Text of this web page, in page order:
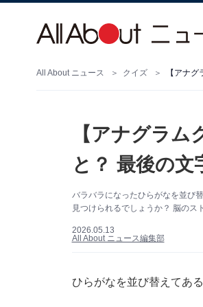
All About ニュース クイズ 【アナ
【アナグラ
と？ 最後の文
バラバラになったひらがなを並び
見つけられるでしょうか？ 脳のス
2026.05.13
All About ニュース編集部
ひらがなを並び替えてあ